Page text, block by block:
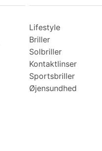
Lifestyle
Briller
Solbriller
Kontaktlinser
Sportsbriller
Øjensundhed